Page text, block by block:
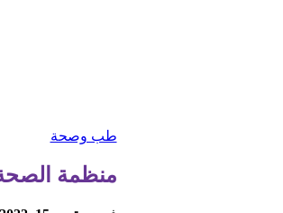
طب وصحة
منظمة الصحة